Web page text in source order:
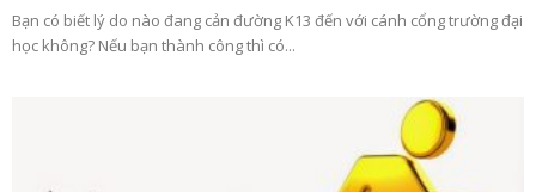
Bạn có biết lý do nào đang cản đường K13 đến với cánh cổng trường đại
học không? Nếu bạn thành công thì có...